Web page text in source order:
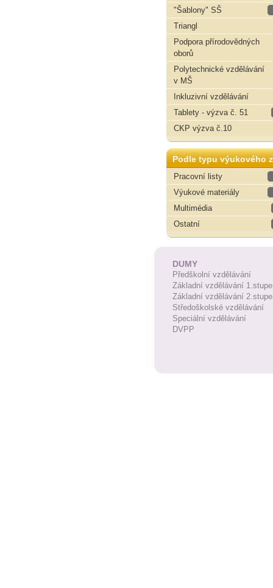
"Šablony" SŠ
Triangl
Podpora přírodovědných
oborů
Polytechnické vzdělávání
v MŠ
Inkluzivní vzdělávání
Tablety - výzva č. 51
CKP výzva č.10
Podle typu výukového
Pracovní listy
Výukové materiály
Multimédia
Ostatní
DUMY
Předškolní vzdělávání
Základní vzdělávání
Základní vzdělávání
Středoškolské vzdělávání
Speciální vzdělávání
DVPP